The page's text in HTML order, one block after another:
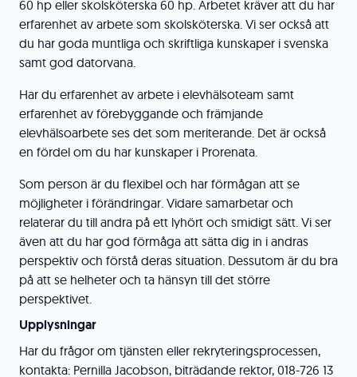
60 hp eller skolsköterska 60 hp. Arbetet kräver att du har
erfarenhet av arbete som skolsköterska. Vi ser också att
du har goda muntliga och skriftliga kunskaper i svenska
samt god datorvana.
Har du erfarenhet av arbete i elevhälsoteam samt
erfarenhet av förebyggande och främjande
elevhälsoarbete ses det som meriterande. Det är också
en fördel om du har kunskaper i Prorenata.
Som person är du flexibel och har förmågan att se
möjligheter i förändringar. Vidare samarbetar och
relaterar du till andra på ett lyhört och smidigt sätt. Vi ser
även att du har god förmåga att sätta dig in i andras
perspektiv och förstå deras situation. Dessutom är du bra
på att se helheter och ta hänsyn till det större
perspektivet.
Upplysningar
Har du frågor om tjänsten eller rekryteringsprocessen,
kontakta: Pernilla Jacobson, biträdande rektor, 018-726 13